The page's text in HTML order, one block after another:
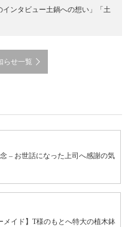
ンタビュー土鍋への想い」「土
らせ一覧
– お世話になった上司へ感謝の気
メイド】T様のもとへ特大の植木鉢